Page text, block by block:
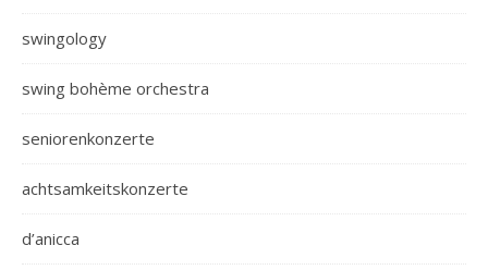
swingology
swing bohème orchestra
seniorenkonzerte
achtsamkeitskonzerte
d’anicca